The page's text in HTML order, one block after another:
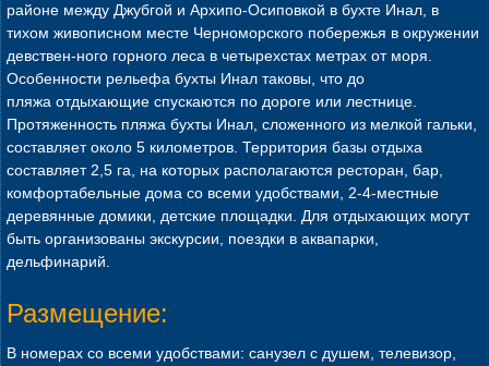
районе между Джубгой и Архипо-Осиповкой в бухте Инал, в
тихом живописном месте Черноморского побережья в окружении
девствен-ного горного леса в четырехстах метрах от моря.
Особенности рельефа бухты Инал таковы, что до
пляжа отдыхающие спускаются по дороге или лестнице.
Протяженность пляжа бухты Инал, сложенного из мелкой гальки,
составляет около 5 километров. Территория базы отдыха
составляет 2,5 га, на которых располагаются ресторан, бар,
комфортабельные дома со всеми удобствами, 2-4-местные
деревянные домики, детские площадки. Для отдыхающих могут
быть организованы экскурсии, поездки в аквапарки,
дельфинарий.
Размещение:
В номерах со всеми удобствами: санузел с душем, телевизор,